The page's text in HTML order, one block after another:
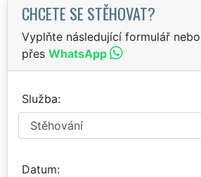
CHCETE SE STĚHOVAT?
Vyplňte následující formulář
přes WhatsApp
Služba
Datum